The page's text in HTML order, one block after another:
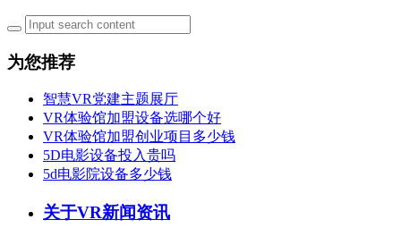
为您推荐
智慧VR党建主题展厅
VR体验馆加盟设备选哪个好
VR体验馆加盟创业项目多少钱
5D电影设备投入贵吗
5d电影院设备多少钱
关于VR新闻资讯